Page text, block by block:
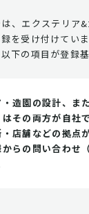
、エクステリア
を受け付けていま
下の項目が登録基
造園の設計、ま
その両方が自社
店舗などの拠点
らの問い合わせ